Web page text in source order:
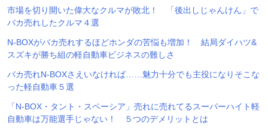
市場を切り開いた偉大なクルマが敗北！ 「後出しじゃんけん」で
バカ売れしたクルマ４選
N-BOXがバカ売れするほどホンダの苦悩も増加！ 結局ダイハツ&
スズキが勝ち組の軽自動車ビジネスの難しさ
バカ売れN-BOXさえいなければ……魅力十分でも主役になりそこな
った軽自動車５選
「N-BOX・タント・スペーシア」売れに売れてるスーパーハイト軽
自動車は万能選手じゃない！ ５つのデメリットとは